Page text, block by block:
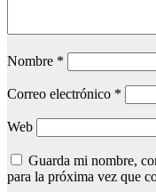
Nombre *
Correo electrónico *
Web
Guarda mi nombre,
para la próxima vez que